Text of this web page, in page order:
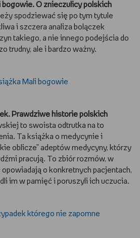
bogowie. O znieczulicy polskich
spodziewać się po tym tytule
i szczera analiza bolączek
takiego, a nie innego podejścia do
trudny, ale i bardzo ważny.
Prawdziwe historie polskich
to swoista odtrutka na to
Ta książka o medycynie i
oblicze” adeptów medycyny, którzy
pracują. To zbiór rozmów, w
o konkretnych pacjentach,
im w pamięć i poruszyli ich uczucia.